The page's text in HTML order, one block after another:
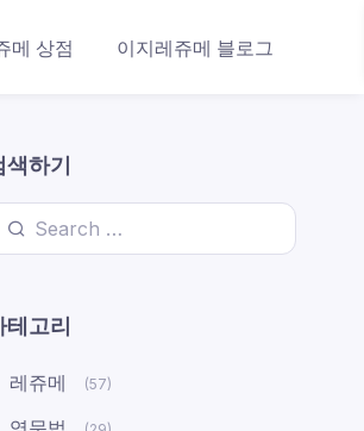
메 상점 이지레쥬메 블로그
색하기
for:
테고리
레쥬메 (57)